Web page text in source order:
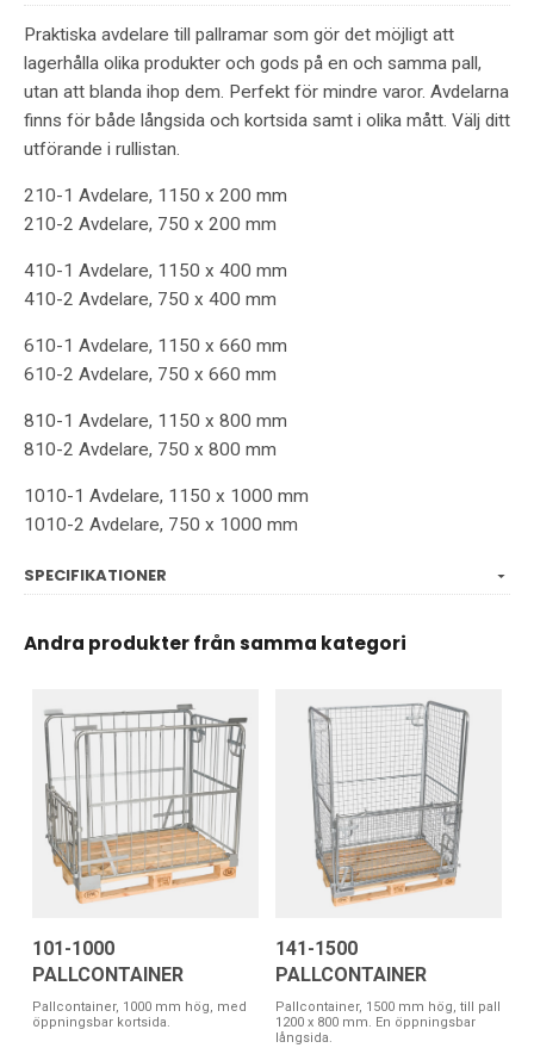
Praktiska avdelare till pallramar som gör det möjligt att
lagerhålla olika produkter och gods på en och samma pall,
utan att blanda ihop dem. Perfekt för mindre varor. Avdelarna
finns för både långsida och kortsida samt i olika mått. Välj ditt
utförande i rullistan.
210-1 Avdelare, 1150 x 200 mm
210-2 Avdelare, 750 x 200 mm
410-1 Avdelare, 1150 x 400 mm
410-2 Avdelare, 750 x 400 mm
610-1 Avdelare, 1150 x 660 mm
610-2 Avdelare, 750 x 660 mm
810-1 Avdelare, 1150 x 800 mm
810-2 Avdelare, 750 x 800 mm
1010-1 Avdelare, 1150 x 1000 mm
1010-2 Avdelare, 750 x 1000 mm
SPECIFIKATIONER
Andra produkter från samma kategori
101-1000
PALLCONTAINER
Pallcontainer, 1000 mm hög, med
öppningsbar kortsida.
141-1500
PALLCONTAINER
Pallcontainer, 1500 mm hög, till pall
1200 x 800 mm. En öppningsbar
långsida.